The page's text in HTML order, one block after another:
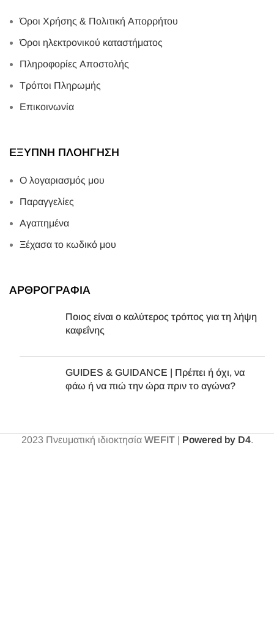
Όροι Χρήσης & Πολιτική Απορρήτου
Όροι ηλεκτρονικού καταστήματος
Πληροφορίες Αποστολής
Τρόποι Πληρωμής
Επικοινωνία
ΕΞΥΠΝΗ ΠΛΟΗΓΗΣΗ
Ο λογαριασμός μου
Παραγγελίες
Αγαπημένα
Ξέχασα το κωδικό μου
ΑΡΘΡΟΓΡΑΦΙΑ
Ποιος είναι ο καλύτερος τρόπος για τη λήψη
καφεΐνης
GUIDES & GUIDANCE | Πρέπει ή όχι, να
φάω ή να πιώ την ώρα πριν το αγώνα?
2023 Πνευματική ιδιοκτησία WEFIT| Powered by D4.